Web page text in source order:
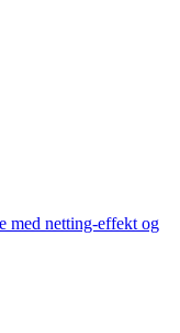
med netting-effekt og